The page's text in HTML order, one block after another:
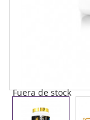
Fuera de stock